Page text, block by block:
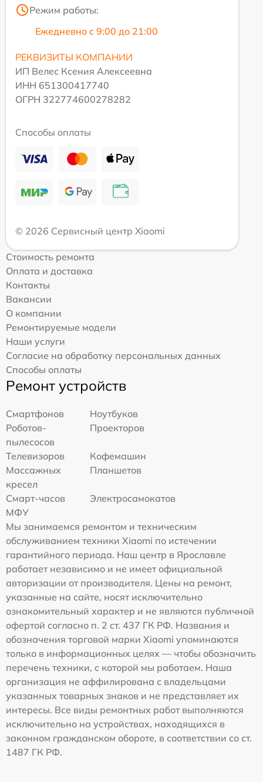
Режим работы:
Ежедневно с 9:00 до 21:00
РЕКВИЗИТЫ КОМПАНИИ
ИП Велес Ксения Алексеевна
ИНН 651300417740
ОГРН 322774600278282
Способы оплаты
© 2026 Сервисный центр Xiaomi
Стоимость ремонта
Оплата и доставка
Контакты
Вакансии
О компании
Ремонтируемые модели
Наши услуги
Согласие на обработку персональных данных
Способы оплаты
Ремонт устройств
Смартфонов
Ноутбуков
Роботов-
пылесосов
Проекторов
Телевизоров
Кофемашин
Массажных
кресел
Планшетов
Смарт-часов
Электросамокатов
МФУ
Мы занимаемся ремонтом и техническим
обслуживанием техники Xiaomi по истечении
гарантийного периода. Наш центр в Ярославле
работает независимо и не имеет официальной
авторизации от производителя. Цены на ремонт,
указанные на сайте, носят исключительно
ознакомительный характер и не являются публичной
офертой согласно п. 2 ст. 437 ГК РФ. Названия и
обозначения торговой марки Xiaomi упоминаются
только в информационных целях — чтобы обозначить
перечень техники, с которой мы работаем. Наша
организация не аффилирована с владельцами
указанных товарных знаков и не представляет их
интересы. Все виды ремонтных работ выполняются
исключительно на устройствах, находящихся в
законном гражданском обороте, в соответствии со ст.
1487 ГК РФ.